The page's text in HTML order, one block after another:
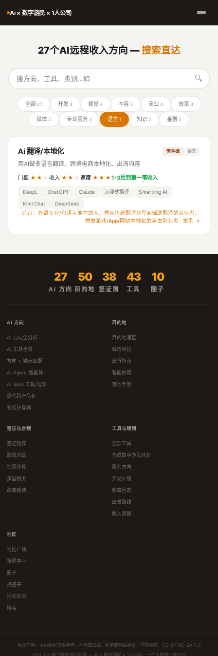
Ai × 数字游民 × 1人公司
27个AI远程收入方向 —搜索直达
🔍
全部 27 开发 3 视觉 4 内容 3 商业 4 效率 3
媒体 2 专业服务 3 语言1 知识 2 金融 2
Ai 翻译/本地化 需基础 语言
用AI做多语言翻译、跨境电商本地化、出海内容
门槛 ★★ ☆ 收入 ★★ ☆ 速度 ★★★1-3周到第一笔收入
DeepL ChatGPT Claude 沉浸式翻译
Smartling AI
Kimi Chat
DeepSeek
适合：外语专业/有语言能力的人；想从传统翻译转型AI辅助翻译的从业者；
想做游戏/App/网站本地化的自由职业者 · 案例 →
27
AI 方向
50
目的地
38
签证国
43
工具
10
圈子
AI 方向
AI 方向全分析
AI 工具全景
方向 × 城市匹配
AI Agent 智能体
AI Skills 工具/框架
零代码产品化
变现计算器
目的地
目的地速查
城市对比
出行指南
智能推荐
落地手册
签证与合规
签证矩阵
政策追踪
社保计算
多国税务
政策解读
工具与规划
全部工具
生成数字游民计划
盈利方向
开发计划
收藏列表
出发路线
收入测算
社区
社区广场
新闻中心
圈子
找搭子
活动日历
搜索
免责声明：本站数据仅供参考，不构成法律、税务或移民建议。内容授权： CC BY-NC-SA 4.0
456.xyz 顺子数字游民部落 — AI × 数字游民 × 1人公司，一个人就是一家公司